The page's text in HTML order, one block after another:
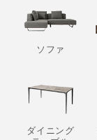
ソファ
ダイニング